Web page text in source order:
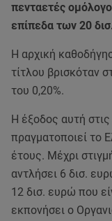
πενταετές
επίπεδα των 20
Η αρχική
τίτλου βρισκόταν
του 0,20%.
Η έξοδος αυτή στις
πραγματοποιεί το
έτους. Μέχρι
αντλήσει 6 δισ.
12 δισ. ευρώ που
εκπονήσει ο